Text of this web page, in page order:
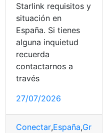
Starlink requisitos y
situación en
España. Si tienes
alguna inquietud
recuerda
contactarnos a
través
27/07/2026
Conectar,España,Gratis